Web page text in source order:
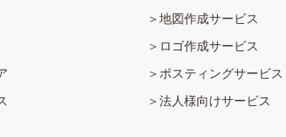
地図作成サービス
ロゴ作成サービス
ポスティングサービス
法人様向けサービス